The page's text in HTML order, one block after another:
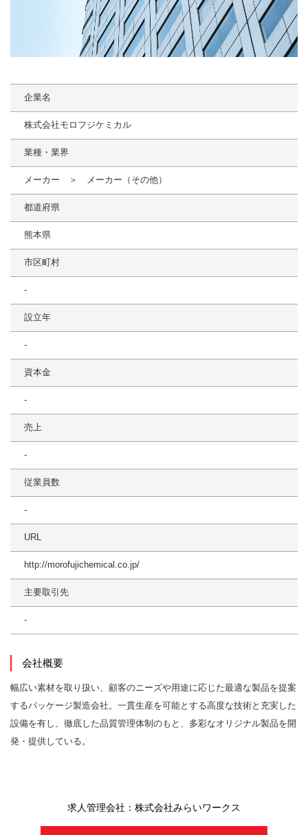
企業名
株式会社モロフジケミカル
業種・業界
メーカー ＞ メーカー（その他）
都道府県
熊本県
市区町村
-
設立年
-
資本金
-
売上
-
従業員数
-
URL
http://morofujichemical.co.jp/
主要取引先
-
会社概要
幅広い素材を取り扱い、顧客のニーズや用途に応じた最適な製品を提案
するパッケージ製造会社。一貫生産を可能とする高度な技術と充実した
設備を有し、徹底した品質管理体制のもと、多彩なオリジナル製品を開
発・提供している。
求人管理会社：株式会社みらいワークス